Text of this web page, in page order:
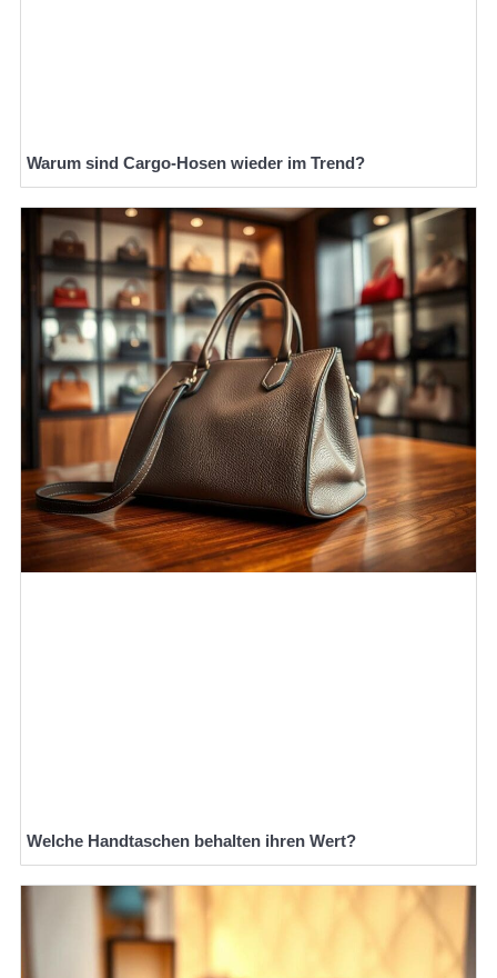
Warum sind Cargo-Hosen wieder im Trend?
Welche Handtaschen behalten ihren Wert?